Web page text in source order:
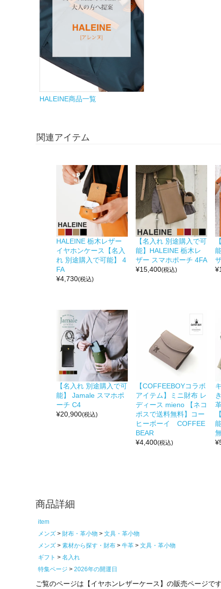
HALEINE商品一覧
関連アイテム
HALEINE 栃木レザー
イヤホンケース【名入
れ 別途購入で可能】 4
FA
¥4,730(税込)
【名入れ 別途購入で可
能】HALEINE 栃木レ
ザー スマホポーチ 4FA
¥15,400(税込)
¥
【名入れ 別途購入で可
能】 Jamale スマホポ
ーチ C4
¥20,900(税込)
【COFFEEBOYコラボ
アイテム】ミニ財布 レ
ディース mieno 【ネコ
ポスで送料無料】コー
ヒーボーイ COFFEE
BEAR
¥4,400(税込)
¥
商品詳細
item
メンズ
財布・革小物
文具・革小物
メンズ
素材から探す・財布 牛革
文具・革小物
ギフト
名入れ
特集ページ
2026年の開運日
ご覧のページは【イヤホンレザーケース】の販売ページで